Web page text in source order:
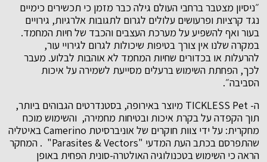
״ניסיון מצטבר ברחבי העולם גילה כבר מזמן כי תכשירים כימיים
נגד קרציות ופרעושים עלולים לגרום לתגובות אלרגיות, גירויים
בעור ואף להשפיע על מערכת העצבים והכבד של חיות המחמד.
במקרה שלנו אין צורך בטיפות שיכולות לגרום לגירויי עור,
להרעלות או בכדורים שחיות המחמד לא אוהבות לבלוע. מעבר
לכך, הפחתת השימוש ברעלים מסייעת לשמירה על איכות
הסביבה״.
ה- TICKLESS Pet מיוצר באירופה, בסטנדרטים הגבוהים ביותר,
תוך הקפדה על בקרת איכות ובטיחות מחמירה, והשימוש מוכח
מחקרית: על ידי צוות חוקרים של אוניברסיטת Camerino באיטליה
שהתפרסם בכתב העת המדעי "Parasites & Vectors" . המחקר
הראה כי השימוש בטכנולוגיה האולטרה-סונית הפחית באופן